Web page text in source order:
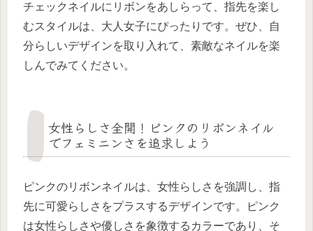
チェックネイルにリボンをあしらって、指先を楽し
むスタイルは、大人女子にぴったりです。ぜひ、自
分らしいデザインを取り入れて、素敵なネイルを楽
しんでみてください。
女性らしさ全開！ピンクのリボンネイル
でフェミニンさを追求しよう
ピンクのリボンネイルは、女性らしさを強調し、指
先に可愛らしさをプラスするデザインです。ピンク
は女性らしさや優しさを象徴するカラーであり、そ